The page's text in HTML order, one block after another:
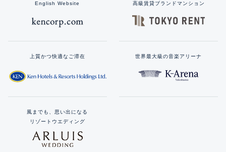
English Website 高級賃貸ブランドマンション
上質かつ快適なご滞在 世界最大級の音楽アリーナ
風までも、思い出になる
リゾートウエディング